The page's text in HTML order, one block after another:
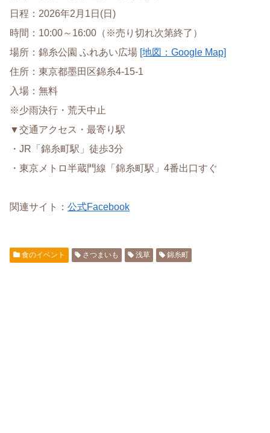
日程：2026年2月1日(日)
時間：10:00～16:00（※売り切れ次第終了）
場所：錦糸公園 ふれあい広場 [地図：Google Map]
住所：東京都墨田区錦糸4-15-1
入場：無料
※少雨決行・荒天中止
▼交通アクセス・最寄り駅
・JR「錦糸町駅」徒歩3分
・東京メトロ半蔵門線「錦糸町駅」4番出口すぐ
関連サイト： 公式Facebook
食のイベント さつまいも 浅草 錦糸町